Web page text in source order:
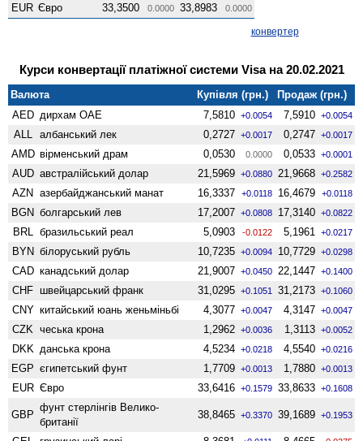
EUR Євро 33,3500 0.0000 33,8983 0.0000
конвертер
Курси конвертації платіжної системи Visa на 20.02.2021
Валюта Купівля (грн.)
Продаж (грн.)
AED дирхам ОАЕ 7,5810 +0.0054 7,5910 +0.0054
ALL албанський лек 0,2727 +0.0017 0,2747 +0.0017
AMD вiрменський драм 0,0530 0.0000 0,0533 +0.0001
AUD австралійський долар 21,5969 +0.0880 21,9668 +0.2582
AZN азербайджанський манат 16,3337 +0.0118 16,4679 +0.0118
BGN болгарський лев 17,2007 +0.0808 17,3140 +0.0822
BRL бразильський реал 5,0903 -0.0122 5,1961 +0.0217
BYN білоруський рубль 10,7235 +0.0094 10,7729 +0.0298
CAD канадський долар 21,9007 +0.0450 22,1447 +0.1400
CHF швейцарський франк 31,0295 +0.1051 31,2173 +0.1060
CNY китайський юань женьмiньбi 4,3077 +0.0047 4,3147 +0.0047
CZK чеська крона 1,2962 +0.0036 1,3113 +0.0052
DKK данська крона 4,5234 +0.0218 4,5540 +0.0216
EGP єгипетський фунт 1,7709 +0.0013 1,7880 +0.0013
EUR Євро 33,6416 +0.1579 33,8633 +0.1608
GBP
фунт стерлінгів Велико­
британії
38,8465 +0.3370 39,1689 +0.1953